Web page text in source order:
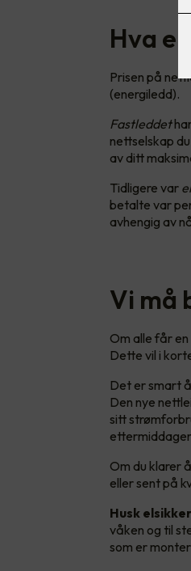
Hva
Prisen på
(energiledd).
Fastleddet
nettselskap
av ditt
Tidligere var
betalte var
avhengig av
Vi må
Om alle får
Dette vil i
Det er smart
Den nye
sitt
Om du klarer
eller sent på
Husk
våken og til
som er